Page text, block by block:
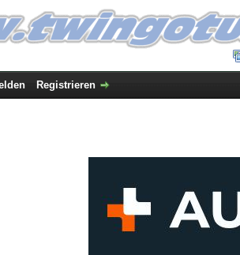
Registrieren